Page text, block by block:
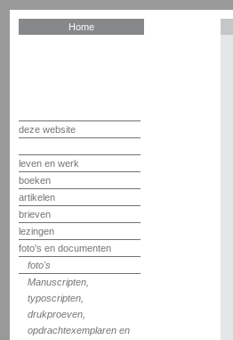
Home
deze website
leven en werk
boeken
artikelen
brieven
lezingen
foto's en documenten
foto's
Manuscripten,
typoscripten,
drukproeven,
opdrachtexemplaren en